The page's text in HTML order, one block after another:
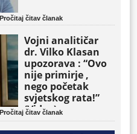
Pročitaj čitav članak
Vojni analitičar
dr. Vilko Klasan
upozorava : “Ovo
nije primirje ,
nego početak
svjetskog rata!”
(Video)
Pročitaj čitav članak